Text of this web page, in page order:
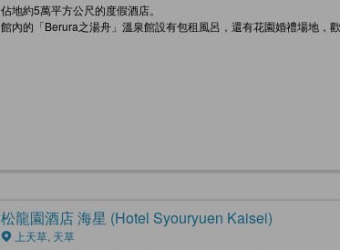
佔地約5萬平方公尺的度假酒店。
館內的「Berura之湯舟」溫泉館設有包租風呂，還有花園婚禮場地，
松龍園酒店 海星 (Hotel Syouryuen Kaisei)
上天草, 天草